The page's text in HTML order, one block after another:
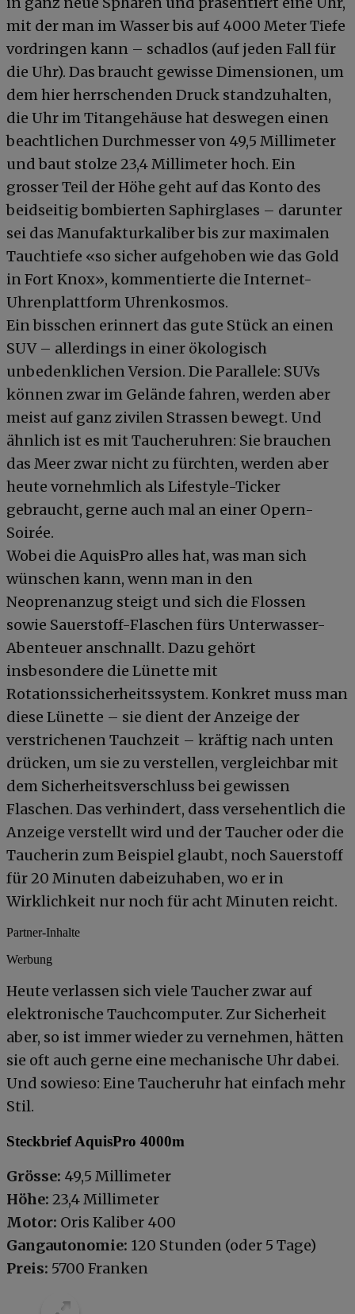
mit der man im Wasser bis auf 4000 Meter Tiefe
vordringen kann – schadlos (auf jeden Fall für
die Uhr). Das braucht gewisse Dimensionen, um
dem hier herrschenden Druck standzuhalten,
die Uhr im Titangehäuse hat deswegen einen
beachtlichen Durchmesser von 49,5 Millimeter
und baut stolze 23,4 Millimeter hoch. Ein
grosser Teil der Höhe geht auf das Konto des
beidseitig bombierten Saphirglases – darunter
sei das Manufakturkaliber bis zur maximalen
Tauchtiefe «so sicher aufgehoben wie das Gold
in Fort Knox», kommentierte die Internet-
Uhrenplattform Uhrenkosmos.
Ein bisschen erinnert das gute Stück an einen
SUV – allerdings in einer ökologisch
unbedenklichen Version. Die Parallele: SUVs
können zwar im Gelände fahren, werden aber
meist auf ganz zivilen Strassen bewegt. Und
ähnlich ist es mit Taucheruhren: Sie brauchen
das Meer zwar nicht zu fürchten, werden aber
heute vornehmlich als Lifestyle-Ticker
gebraucht, gerne auch mal an einer Opern-
Soirée.
Wobei die AquisPro alles hat, was man sich
wünschen kann, wenn man in den
Neoprenanzug steigt und sich die Flossen
sowie Sauerstoff-Flaschen fürs Unterwasser-
Abenteuer anschnallt. Dazu gehört
insbesondere die Lünette mit
Rotationssicherheitssystem. Konkret muss man
diese Lünette – sie dient der Anzeige der
verstrichenen Tauchzeit – kräftig nach unten
drücken, um sie zu verstellen, vergleichbar mit
dem Sicherheitsverschluss bei gewissen
Flaschen. Das verhindert, dass versehentlich die
Anzeige verstellt wird und der Taucher oder die
Taucherin zum Beispiel glaubt, noch Sauerstoff
für 20 Minuten dabeizuhaben, wo er in
Wirklichkeit nur noch für acht Minuten reicht.
Partner-Inhalte
Werbung
Heute verlassen sich viele Taucher zwar auf
elektronische Tauchcomputer. Zur Sicherheit
aber, so ist immer wieder zu vernehmen, hätten
sie oft auch gerne eine mechanische Uhr dabei.
Und sowieso: Eine Taucheruhr hat einfach mehr
Stil.
Steckbrief AquisPro 4000m
Grösse: 49,5 Millimeter
Höhe: 23,4 Millimeter
Motor: Oris Kaliber 400
Gangautonomie: 120 Stunden (oder 5 Tage)
Preis: 5700 Franken